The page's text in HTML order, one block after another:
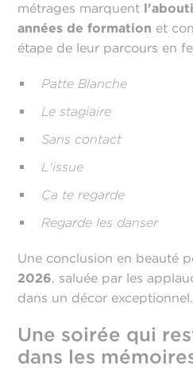
métrages marquent
années de formation et
étape de leur parcours en
Patte Blanche
Le stagiaire
Sans contact
L'issue
Ça te regarde
Regarde les danser
Une conclusion en beauté
2026, saluée par les
dans un décor exceptionnel.
Une soirée qui
dans les